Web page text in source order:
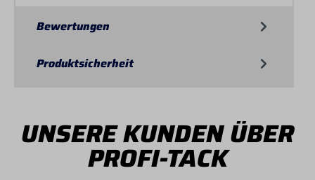
Bewertungen
Produktsicherheit
UNSERE KUNDEN ÜBER
PROFI-TACK